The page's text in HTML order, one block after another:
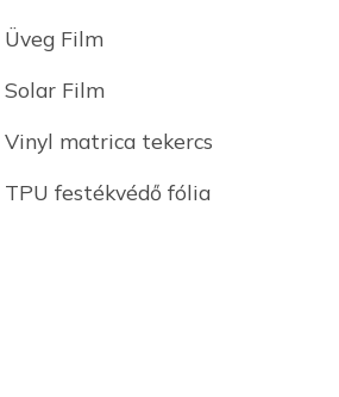
Üveg Film
Solar Film
Vinyl matrica tekercs
TPU festékvédő fólia